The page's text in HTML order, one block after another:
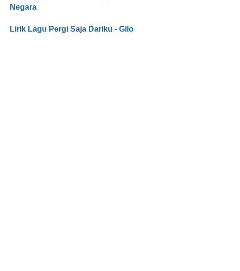
Negara
Lirik Lagu Pergi Saja Dariku - Gilo